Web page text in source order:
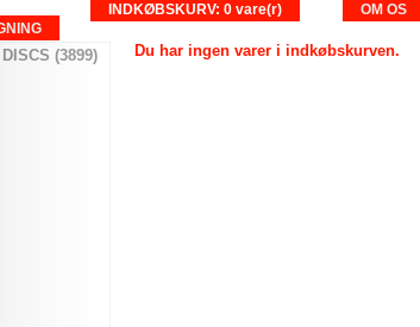
OM OS
INDKØBSKURV: 0 vare(r)
(3899) Du har ingen varer i indkøbskurven.